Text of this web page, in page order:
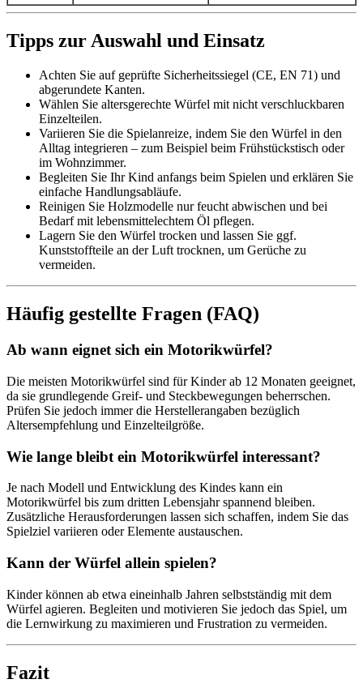
Tipps zur Auswahl und Einsatz
Achten Sie auf geprüfte Sicherheitssiegel (CE, EN 71) und
abgerundete Kanten.
Wählen Sie altersgerechte Würfel mit nicht verschluckbaren
Einzelteilen.
Variieren Sie die Spielanreize, indem Sie den Würfel in den
Alltag integrieren – zum Beispiel beim Frühstückstisch oder
im Wohnzimmer.
Begleiten Sie Ihr Kind anfangs beim Spielen und erklären Sie
einfache Handlungsabläufe.
Reinigen Sie Holzmodelle nur feucht abwischen und bei
Bedarf mit lebensmittelechtem Öl pflegen.
Lagern Sie den Würfel trocken und lassen Sie ggf.
Kunststoffteile an der Luft trocknen, um Gerüche zu
vermeiden.
Häufig gestellte Fragen (FAQ)
Ab wann eignet sich ein Motorikwürfel?
Die meisten Motorikwürfel sind für Kinder ab 12 Monaten geeignet,
da sie grundlegende Greif- und Steckbewegungen beherrschen.
Prüfen Sie jedoch immer die Herstellerangaben bezüglich
Altersempfehlung und Einzelteilgröße.
Wie lange bleibt ein Motorikwürfel interessant?
Je nach Modell und Entwicklung des Kindes kann ein
Motorikwürfel bis zum dritten Lebensjahr spannend bleiben.
Zusätzliche Herausforderungen lassen sich schaffen, indem Sie das
Spielziel variieren oder Elemente austauschen.
Kann der Würfel allein spielen?
Kinder können ab etwa eineinhalb Jahren selbstständig mit dem
Würfel agieren. Begleiten und motivieren Sie jedoch das Spiel, um
die Lernwirkung zu maximieren und Frustration zu vermeiden.
Fazit